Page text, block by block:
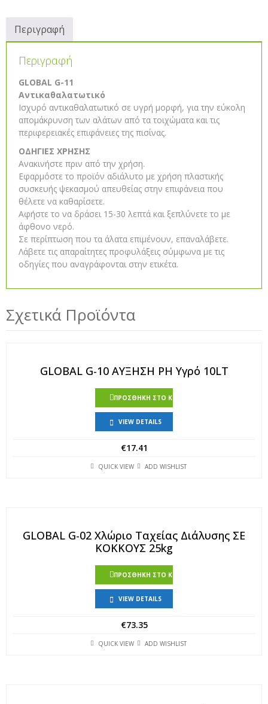
Περιγραφή
Περιγραφή
GLOBAL G-11
Αντικαθαλατωτικό
Ισχυρό αντικαθαλατωτικό σε υγρή μορφή, για την εύκολη
απομάκρυνση των αλάτων από τα τοιχώματα και τις
περιφερειακές επιφάνειες της πισίνας.
ΟΔΗΓΙΕΣ ΧΡΗΣΗΣ
Ανακινήστε πριν από την χρήση.
Εφαρμόστε το προϊόν αδιάλυτο με χρήση πλαστικής
συσκευής ψεκασμού απευθείας στην επιφάνεια που
θέλετε να καθαρίσετε.
Αφήστε το να δράσει 15-30 λεπτά και ξεπλύνετε το με
άφθονο νερό.
Σε περίπτωση που τα άλατα επιμένουν, επαναλάβετε.
Λάβετε τις απαραίτητες προφυλάξεις σύμφωνα με τις
οδηγίες που αναγράφονται στην ετικέτα.
Σχετικά Προϊόντα
GLOBAL G-10 ΑΥΞΗΣΗ PH Υγρό 10LT
ΠΡΟΣΘΉΚΗ ΣΤΟ ΚΑΛΆΘΙ
VIEW DETAILS
€17.41
QUICK VIEW ADD WISHLIST
GLOBAL G-02 Χλώριο Ταχείας Διάλυσης ΣΕ
ΚΟΚΚΟΥΣ 25kg
ΠΡΟΣΘΉΚΗ ΣΤΟ ΚΑΛΆΘΙ
VIEW DETAILS
€73.35
QUICK VIEW ADD WISHLIST